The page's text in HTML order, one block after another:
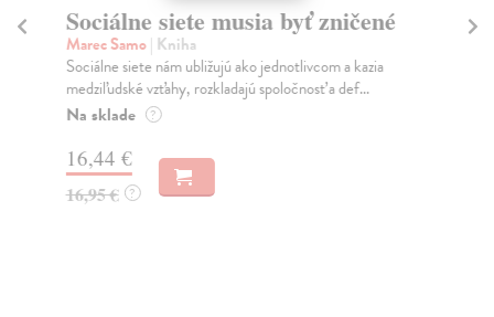
Sociálne siete musia byť zničené
Marec Samo| Kniha
Sociálne siete nám ubližujú ako jednotlivcom a kazia
medziľudské vzťahy, rozkladajú spoločnosť a def...
Na sklade ?
16,44 €
16,95 € ?